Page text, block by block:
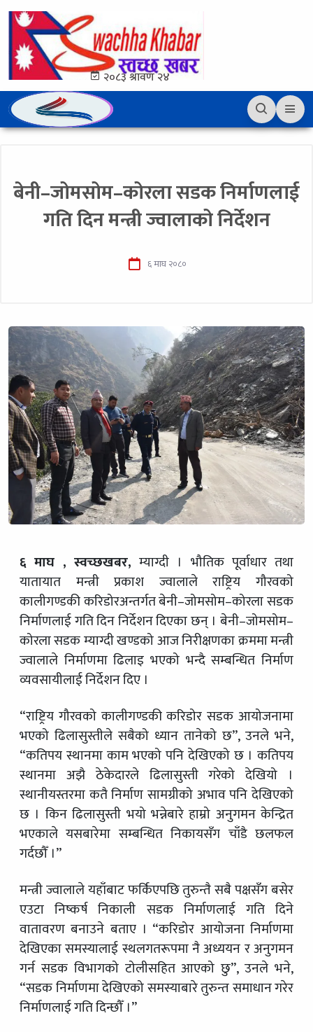
२०८३ श्रावण २४
बेनी–जोमसोम–कोरला सडक निर्माणलाई
गति दिन मन्त्री ज्वालाको निर्देशन
६ माघ २०८०
६ माघ , स्वच्छखबर, म्याग्दी । भौतिक पूर्वाधार तथा
यातायात मन्त्री प्रकाश ज्वालाले राष्ट्रिय गौरवको
कालीगण्डकी करिडोरअन्तर्गत बेनी–जोमसोम–कोरला सडक
निर्माणलाई गति दिन निर्देशन दिएका छन् । बेनी–जोमसोम–
कोरला सडक म्याग्दी खण्डको आज निरीक्षणका क्रममा मन्त्री
ज्वालाले निर्माणमा ढिलाइ भएको भन्दै सम्बन्धित निर्माण
व्यवसायीलाई निर्देशन दिए ।
“राष्ट्रिय गौरवको कालीगण्डकी करिडोर सडक आयोजनामा
भएको ढिलासुस्तीले सबैको ध्यान तानेको छ”, उनले भने,
“कतिपय स्थानमा काम भएको पनि देखिएको छ । कतिपय
स्थानमा अझै ठेकेदारले ढिलासुस्ती गरेको देखियो ।
स्थानीयस्तरमा कतै निर्माण सामग्रीको अभाव पनि देखिएको
छ । किन ढिलासुस्ती भयो भन्नेबारे हाम्रो अनुगमन केन्द्रित
भएकाले यसबारेमा सम्बन्धित निकायसँग चाँडै छलफल
गर्दछौँ ।”
मन्त्री ज्वालाले यहाँबाट फर्किएपछि तुरुन्तै सबै पक्षसँग बसेर
एउटा निष्कर्ष निकाली सडक निर्माणलाई गति दिने
वातावरण बनाउने बताए । “करिडोर आयोजना निर्माणमा
देखिएका समस्यालाई स्थलगतरूपमा नै अध्ययन र अनुगमन
गर्न सडक विभागको टोलीसहित आएको छु”, उनले भने,
“सडक निर्माणमा देखिएको समस्याबारे तुरुन्त समाधान गरेर
निर्माणलाई गति दिन्छौँ ।”